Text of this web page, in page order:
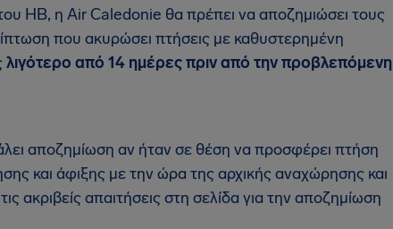
ΗΒ, η Air Caledonie θα πρέπει να αποζημιώσει τους
που ακυρώσει πτήσεις με καθυστερημένη
λιγότερο από 14 ημέρες πριν από την προβλεπόμενη
αποζημίωση αν ήταν σε θέση να προσφέρει πτήση
και άφιξης με την ώρα της αρχικής αναχώρησης και
ακριβείς απαιτήσεις στη σελίδα για την αποζημίωση